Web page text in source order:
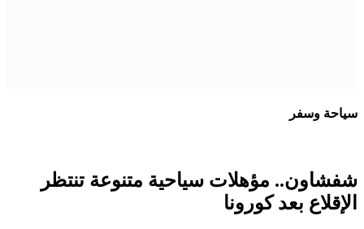
سياحة وسفر
شفشاون.. مؤهلات سياحية متنوعة تنتظر
الإقلاع بعد كورونا